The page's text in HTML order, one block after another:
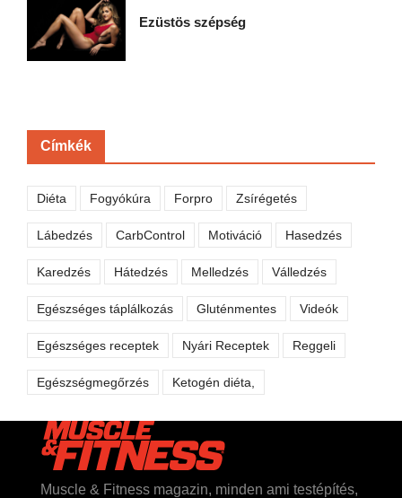
Ezüstös szépség
Címkék
Diéta Fogyókúra Forpro Zsírégetés
Lábedzés CarbControl Motiváció Hasedzés
Karedzés Hátedzés Melledzés Válledzés
Egészséges táplálkozás Gluténmentes Videók
Egészséges receptek Nyári Receptek Reggeli
Egészségmegőrzés Ketogén diéta,
Muscle & Fitness magazin, minden ami testépítés,